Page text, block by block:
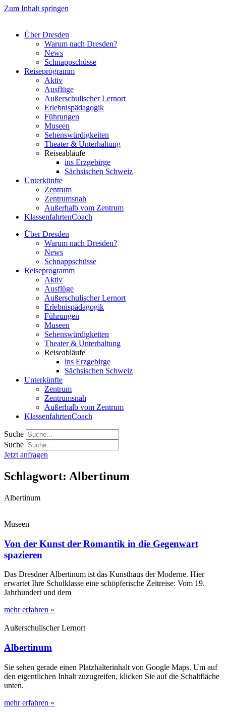
Zum Inhalt springen
Über Dresden
Warum nach Dresden?
News
Schnappschüsse
Reiseprogramm
Aktiv
Ausflüge
Außerschulischer Lernort
Erlebnispädagogik
Führungen
Museen
Sehenswürdigkeiten
Theater & Unterhaltung
Reiseabläufe
ins Erzgebirge
Sächsischen Schweiz
Unterkünfte
Zentrum
Zentrumsnah
Außerhalb vom Zentrum
KlassenfahrtenCoach
Über Dresden
Warum nach Dresden?
News
Schnappschüsse
Reiseprogramm
Aktiv
Ausflüge
Außerschulischer Lernort
Erlebnispädagogik
Führungen
Museen
Sehenswürdigkeiten
Theater & Unterhaltung
Reiseabläufe
ins Erzgebirge
Sächsischen Schweiz
Unterkünfte
Zentrum
Zentrumsnah
Außerhalb vom Zentrum
KlassenfahrtenCoach
Suche
Suche
Jetzt anfragen
Schlagwort: Albertinum
Albertinum
Museen
Von der Kunst der Romantik in die Gegenwart
spazieren
Das Dresdner Albertinum ist das Kunsthaus der Moderne. Hier
erwartet Ihre Schulklasse eine schöpferische Zeitreise: Vom 19.
Jahrhundert und dem
mehr erfahren »
Außerschulischer Lernort
Albertinum
Sie sehen gerade einen Platzhalterinhalt von Google Maps. Um auf
den eigentlichen Inhalt zuzugreifen, klicken Sie auf die Schaltfläche
unten.
mehr erfahren »